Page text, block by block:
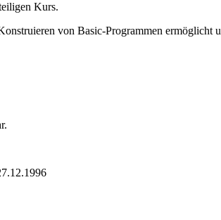
Kurs.
von Basic-Programmen